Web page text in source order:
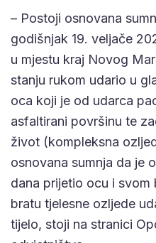
– Postoji osnovana
godišnjak 19. veljače
u mjestu kraj Novog
stanju rukom udario u
oca koji je od udarca
asfaltirani površinu te
život (kompleksna
osnovana sumnja da je
dana prijetio ocu i svom
bratu tjelesne ozljede
tijelo, stoji na stranici